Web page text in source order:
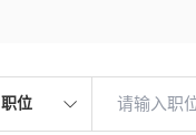
职位